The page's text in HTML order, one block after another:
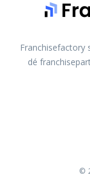
Franchisefactory
dé
©